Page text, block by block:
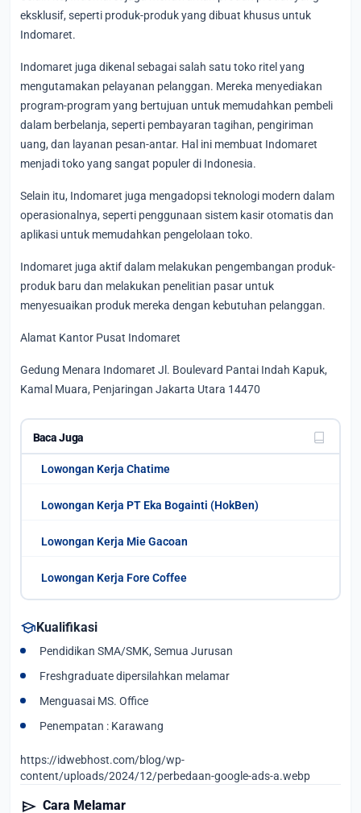
eksklusif, seperti produk-produk yang dibuat khusus untuk
Indomaret.
Indomaret juga dikenal sebagai salah satu toko ritel yang
mengutamakan pelayanan pelanggan. Mereka menyediakan
program-program yang bertujuan untuk memudahkan pembeli
dalam berbelanja, seperti pembayaran tagihan, pengiriman
uang, dan layanan pesan-antar. Hal ini membuat Indomaret
menjadi toko yang sangat populer di Indonesia.
Selain itu, Indomaret juga mengadopsi teknologi modern dalam
operasionalnya, seperti penggunaan sistem kasir otomatis dan
aplikasi untuk memudahkan pengelolaan toko.
Indomaret juga aktif dalam melakukan pengembangan produk-
produk baru dan melakukan penelitian pasar untuk
menyesuaikan produk mereka dengan kebutuhan pelanggan.
Alamat Kantor Pusat Indomaret
Gedung Menara Indomaret Jl. Boulevard Pantai Indah Kapuk,
Kamal Muara, Penjaringan Jakarta Utara 14470
Baca Juga
Lowongan Kerja Chatime
Lowongan Kerja PT Eka Bogainti (HokBen)
Lowongan Kerja Mie Gacoan
Lowongan Kerja Fore Coffee
schoolKualifikasi
Pendidikan SMA/SMK, Semua Jurusan
Freshgraduate dipersilahkan melamar
Menguasai MS. Office
Penempatan : Karawang
https://idwebhost.com/blog/wp-
content/uploads/2024/12/perbedaan-google-ads-a.webp
send Cara Melamar